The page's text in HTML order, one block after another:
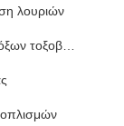
λουριών
τοξοβολίας